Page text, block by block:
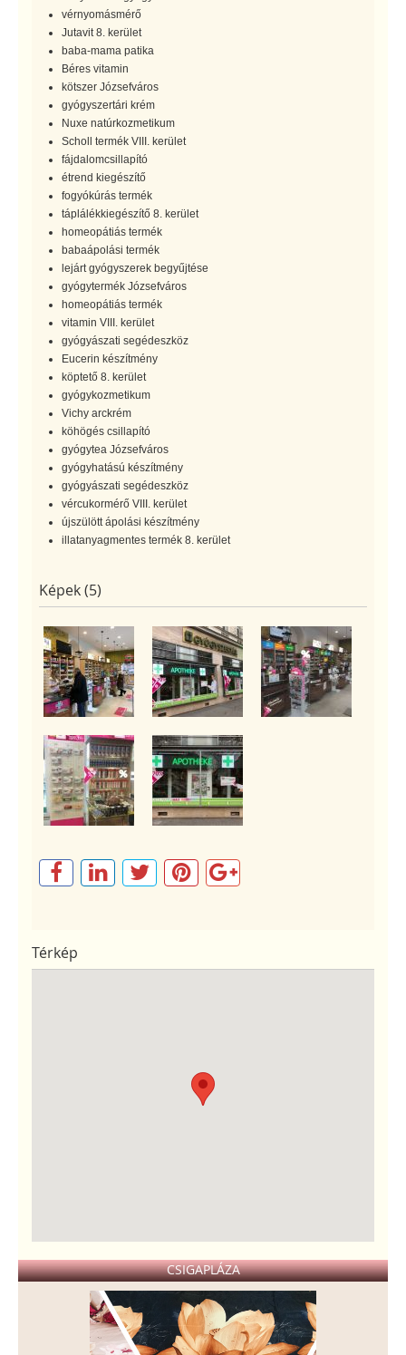
vérnyomásmérő
Jutavit 8. kerület
baba-mama patika
Béres vitamin
kötszer Józsefváros
gyógyszertári krém
Nuxe natúrkozmetikum
Scholl termék VIII. kerület
fájdalomcsillapító
étrend kiegészítő
fogyókúrás termék
táplálékkiegészítő 8. kerület
homeopátiás termék
babaápolási termék
lejárt gyógyszerek begyűjtése
gyógytermék Józsefváros
homeopátiás termék
vitamin VIII. kerület
gyógyászati segédeszköz
Eucerin készítmény
köptető 8. kerület
gyógykozmetikum
Vichy arckrém
köhögés csillapító
gyógytea Józsefváros
gyógyhatású készítmény
gyógyászati segédeszköz
vércukormérő VIII. kerület
újszülött ápolási készítmény
illatanyagmentes termék 8. kerület
Képek (5)
Térkép
CSIGAPLÁZA